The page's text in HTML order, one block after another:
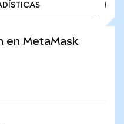
en MetaMask